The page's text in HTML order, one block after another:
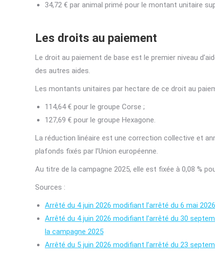
34,72 € par animal primé pour le montant unitaire
Les droits au paiement
Le droit au paiement de base est le premier niveau
des autres aides.
Les montants unitaires par hectare de ce droit au
114,64 € pour le groupe Corse ;
127,69 € pour le groupe Hexagone.
La réduction linéaire est une correction collective et
plafonds fixés par l’Union européenne.
Au titre de la campagne 2025, elle est fixée à 0,08 %
Sources :
Arrêté du 4 juin 2026 modifiant l’arrêté du 6 mai
Arrêté du 4 juin 2026 modifiant l’arrêté du 30
la campagne 2025
Arrêté du 5 juin 2026 modifiant l’arrêté du 23